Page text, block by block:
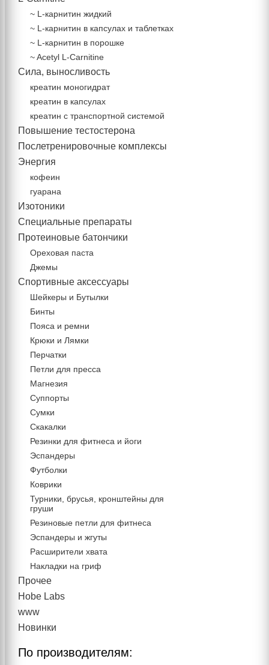
~ L-карнитин жидкий
~ L-карнитин в капсулах и таблетках
~ L-карнитин в порошке
~ Acetyl L-Carnitine
Сила, выносливость
креатин моногидрат
креатин в капсулах
креатин с транспортной системой
Повышение тестостерона
Послетренировочные комплексы
Энергия
кофеин
гуарана
Изотоники
Специальные препараты
Протеиновые батончики
Ореховая паста
Джемы
Спортивные аксессуары
Шейкеры и Бутылки
Бинты
Пояса и ремни
Крюки и Лямки
Перчатки
Петли для пресса
Магнезия
Суппорты
Сумки
Скакалки
Резинки для фитнеса и йоги
Эспандеры
Футболки
Коврики
Турники, брусья, кронштейны для
груши
Резиновые петли для фитнеса
Эспандеры и жгуты
Расширители хвата
Накладки на гриф
Прочее
Hobe Labs
www
Новинки
По производителям: